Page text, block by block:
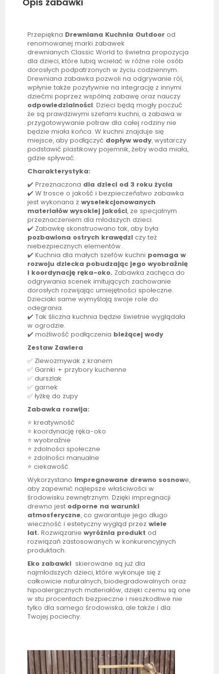
Przepiękna Drewniana Kuchnia Outdoor od
renomowanej marki zabawek
drewnianych Classic World to świetna propozycja
dla dzieci, które lubią wcielać w różne role osób
dorosłych podpatrzonych w życiu codziennym.
Drewniana zabawka pozwoli na odgrywanie ról,
wpłynie także pozytywnie na integrację z innymi
dziećmi poprzez wspólną zabawę oraz nauczy
odpowiedzialności. Dzieci będą mogły poczuć
że są prawdziwymi szefami kuchni, a zabawa w
przygotowywanie potraw dla całej rodziny nie
będzie miała końca. W kuchni znajduje się
miejsce, aby podłączyć dopływ wody, wystarczy
podstawić plastikowy pojemnik, żeby woda miała,
gdzie spływać.
Charakterystyka:
✔️ Przeznaczona dla dzieci od 3 roku życia
✔️ W trosce o jakość i bezpieczeństwo zabawka
jest wykonana zwyselekcjonowanych
materiałów wysokiej jakości, ze specjalnym
przeznaczeniem dla młodszych dzieci.
✔️ Zabawkę skonstruowano tak, aby była
pozbawiona ostrych krawędzi czy też
niebezpiecznych elementów.
✔️Kuchnia dla małych szefów kuchni pomaga w
rozwoju dziecka pobudzając jego wyobraźnię
i koordynację ręka-oko. Zabawka zachęca do
odgrywania scenek imitujących zachowanie
dorosłych rozwijając umiejętności społeczne.
Dzieciaki same wymyślają swoje role do
odegrania.
✔️ Tak ślicznakuchnia będzie świetnie wyglądała
w ogrodzie.
✔️ możliwość podłączenia bieżącej wody
Zestaw Zawiera
✅ Zlewozmywak z kranem
✅ Garnki + przybory kuchenne
✅ durszlak
✅ garnek
✅ łyżkę do zupy
Zabawka rozwija:
⭐ kreatywność
⭐ koordynację ręka-oko
⭐ wyobraźnie
⭐ zdolności społeczne
⭐ zdolności manualne
⭐ ciekawość
Wykorzystano impregnowane drewno sosnowe,
aby zapewnić najlepsze właściwości w
środowisku zewnętrznym. Dzięki impregnacji
drewno jest odporne na warunki
atmosferyczne, co gwarantuje jego długo
wieczność i estetyczny wygląd przez wiele
lat.Rozwiązanie wyróżnia produktod
rozwiązań zastosowanych w konkurencyjnych
produktach.
Eko zabawki skierowane są już dla
najmłodszych dzieci, które wykonuje się z
całkowicie naturalnych, biodegradowalnych oraz
hipoalergicznych materiałów, dzięki czemu są one
w stu procentach bezpieczne i nieszkodliwe nie
tylko dla samego środowiska, ale także i dla
Twojej pociechy.